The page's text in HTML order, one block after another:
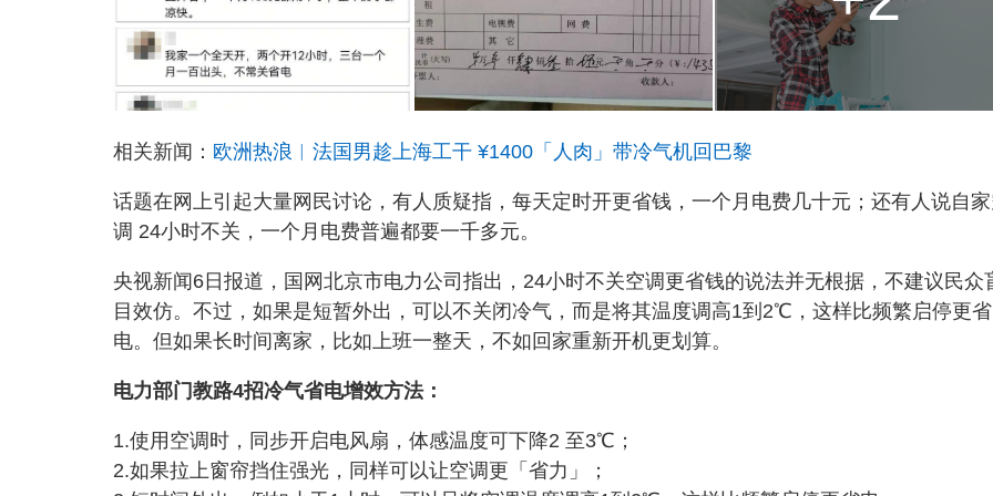
相关新闻： 欧洲热浪︱法国男趁上海工干 ¥1400「人肉」带冷气机回巴黎
话题在网上引起大量网民讨论，有人质疑指，每天定时开更省钱，一个月电费几十元；还有人说自
调 24小时不关，一个月电费普遍都要一千多元。
央视新闻6日报道，国网北京市电力公司指出，24小时不关空调更省钱的说法并无根据，不建议民众
目效仿。不过，如果是短暂外出，可以不关闭冷气，而是将其温度调高1到2℃，这样比频繁启停更省
电。但如果长时间离家，比如上班一整天，不如回家重新开机更划算。
电力部门教路4招冷气省电增效方法：
1.使用空调时，同步开启电风扇，体感温度可下降2 至3℃；
2.如果拉上窗帘挡住强光，同样可以让空调更「省力」；